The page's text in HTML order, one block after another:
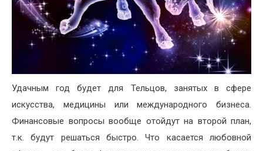
Удачным год будет для Тельцов, занятых в сфере
искусства, медицины или международного бизнеса.
Финансовые вопросы вообще отойдут на второй план,
т.к. будут решаться быстро. Что касается любовной